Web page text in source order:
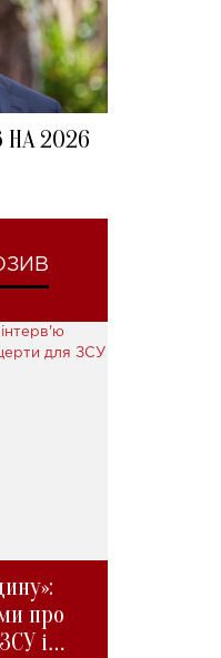
НА 2026
про
і